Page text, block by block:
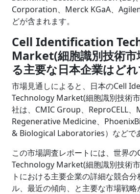
Corporation、Merck KGaA、
どが含まれます。
Cell Identification
Market(細胞識別技術市
る主要な日本企業はど
市場見通しによると、日本のCell
Technology Market(細胞識別技術
社は、CMIC Group、ReproCELL
Regenerative Medicine、
& Biological Laboratories）などで
この市場調査レポートには、世界
Technology Market(細胞識別技術
トにおける主要企業の詳細な競合
ル、最近の傾向、と主要な市場戦略